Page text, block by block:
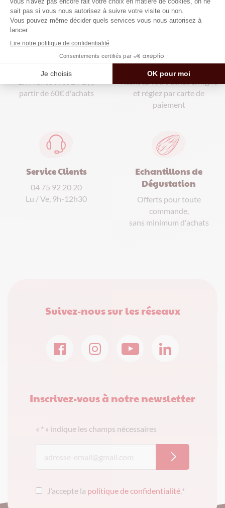
partir de 60€ d'achats
Paiement Sécurisé
et réglez par carte de
paiement
Service Clients
04 75 92 20 20
Lu / Ve, 9h-12h30
Echantillons de
Dégustation
Offerts pour toute
commande,
sans minimum d'achats
Suivez-nous sur les réseaux
Inscrivez-vous à notre newsletter
« * » indique les champs nécessaires
J’accepte la politique de confidentialité.*